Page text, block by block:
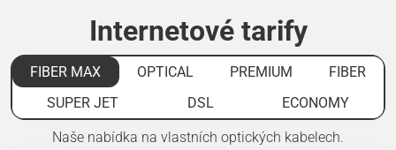
Internetové tarify
FIBER MAX OPTICAL PREMIUM
FIBER
SUPER JET
DSL ECONOMY
Naše nabídka na vlastních optických kabelech.